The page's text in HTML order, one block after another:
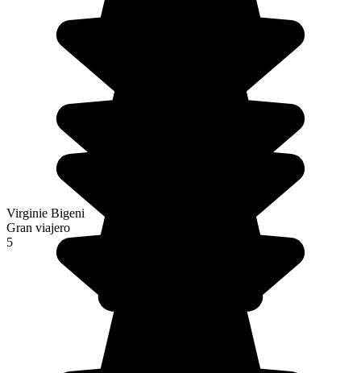
Virginie Bigeni
Gran viajero
5